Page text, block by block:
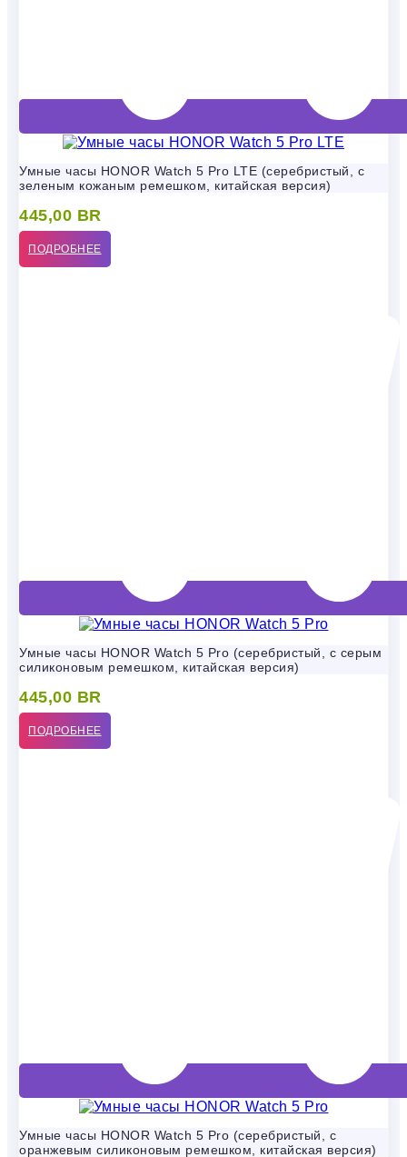
Умные часы HONOR Watch 5 Pro LTE (серебристый, с
зеленым кожаным ремешком, китайская версия)
445,00 BR
ПОДРОБНЕЕ
Умные часы HONOR Watch 5 Pro (серебристый, с серым
силиконовым ремешком, китайская версия)
445,00 BR
ПОДРОБНЕЕ
Умные часы HONOR Watch 5 Pro (серебристый, с
оранжевым силиконовым ремешком, китайская версия)